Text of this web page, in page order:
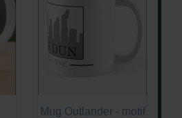
Mug Outlander - motif